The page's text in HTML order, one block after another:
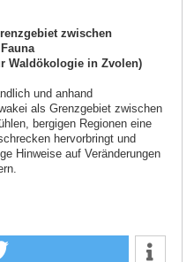
zwischen
Waldökologie in Zvolen)
und anhand
als Grenzgebiet zwischen
bergigen Regionen eine
hervorbringt und
Hinweise auf Veränderungen